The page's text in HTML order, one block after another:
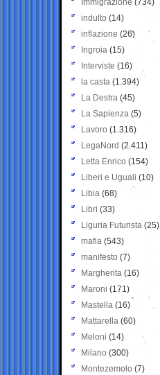
Immigrazione (734)
indulto (14)
inflazione (26)
Ingroia (15)
Interviste (16)
la casta (1.394)
La Destra (45)
La Sapienza (5)
Lavoro (1.316)
LegaNord (2.411)
Letta Enrico (154)
Liberi e Uguali (10)
Libia (68)
Libri (33)
Liguria Futurista (25)
mafia (543)
manifesto (7)
Margherita (16)
Maroni (171)
Mastella (16)
Mattarella (60)
Meloni (14)
Milano (300)
Montezemolo (7)